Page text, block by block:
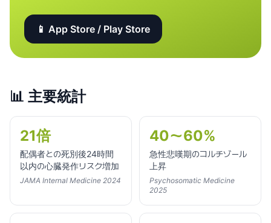
📱 App Store / Play Store
📊 主要統計
21倍
配偶者との死別後24時間
以内の心臓発作リスク増加
JAMA Internal Medicine 2024
40〜60%
急性悲嘆期のコルチゾール
上昇
Psychosomatic Medicine
2025